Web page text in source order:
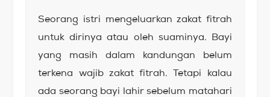
Seorang istri mengeluarkan zakat fitrah
untuk dirinya atau oleh suaminya. Bayi
yang masih dalam kandungan belum
terkena wajib zakat fitrah. Tetapi kalau
ada seorang bayi lahir sebelum matahari